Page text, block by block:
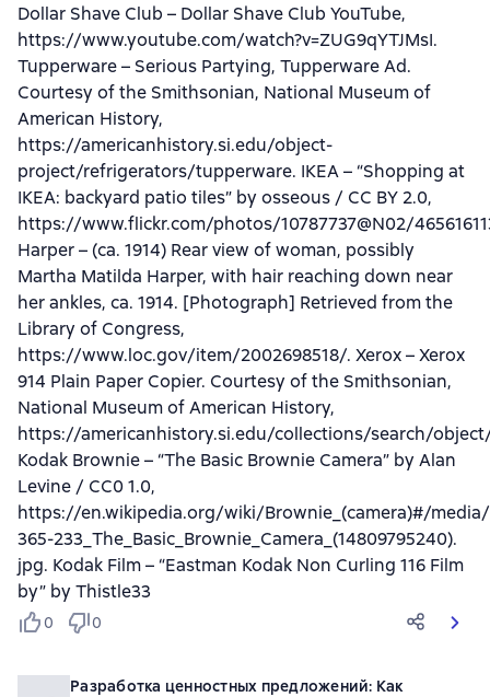
Dollar Shave Club – Dollar Shave Club YouTube,
https://www.youtube.com/watch?v=ZUG9qYTJMsI.
Tupperware – Serious Partying, Tupperware Ad.
Courtesy of the Smithsonian, National Museum of
American History,
https://americanhistory.si.edu/object-
project/refrigerators/tupperware. IKEA – “Shopping at
IKEA: backyard patio tiles” by osseous / CC BY 2.0,
https://www.flickr.com/photos/10787737@N02/
Harper – (ca. 1914) Rear view of woman, possibly
Martha Matilda Harper, with hair reaching down near
her ankles, ca. 1914. [Photograph] Retrieved from the
Library of Congress,
https://www.loc.gov/item/2002698518/. Xerox – Xerox
914 Plain Paper Copier. Courtesy of the Smithsonian,
National Museum of American History,
https://americanhistory.si.edu/collections/search/object/
Kodak Brownie – “The Basic Brownie Camera” by Alan
Levine / CC0 1.0,
https://en.wikipedia.org/wiki/Brownie_(camera)#/media/
365-233_The_Basic_Brownie_Camera_(14809795240).
jpg. Kodak Film – “Eastman Kodak Non Curling 116 Film
by” by Thistle33
0 0
Разработка ценностных предложений: Как